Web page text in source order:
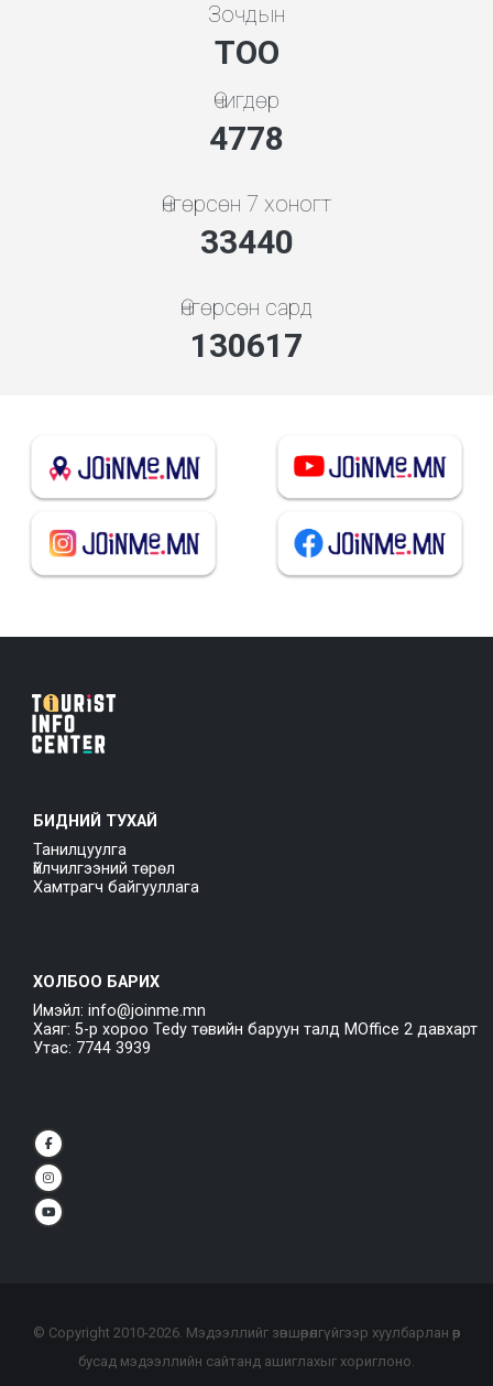
Зочдын
ТОО
Өчигдөр
5119
Өнгөрсөн 7 хоногт
35829
Өнгөрсөн сард
139947
БИДНИЙ ТУХАЙ
Танилцуулга
Үйлчилгээний төрөл
Хамтрагч байгууллага
ХОЛБОО БАРИХ
Имэйл: info@joinme.mn
Хаяг: 5-р хороо Tedy төвийн баруун талд MOffice 2 давхарт
Утас: 7744 3939
© Copyright 2010-2026. Мэдээллийг зөвшөөрөлгүйгээр хуулбарлан өөр
бусад мэдээллийн сайтанд ашиглахыг хориглоно.